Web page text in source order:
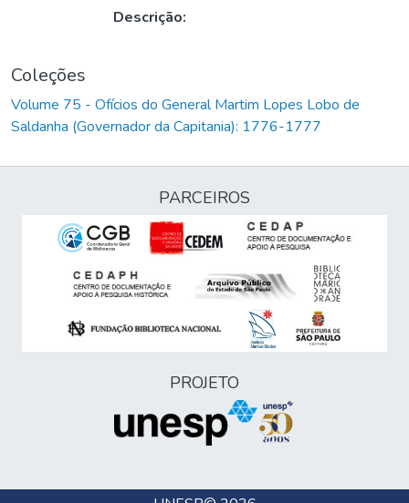
Descrição:
Coleções
Volume 75 - Ofícios do General Martim Lopes Lobo de
Saldanha (Governador da Capitania): 1776-1777
PARCEIROS
PROJETO